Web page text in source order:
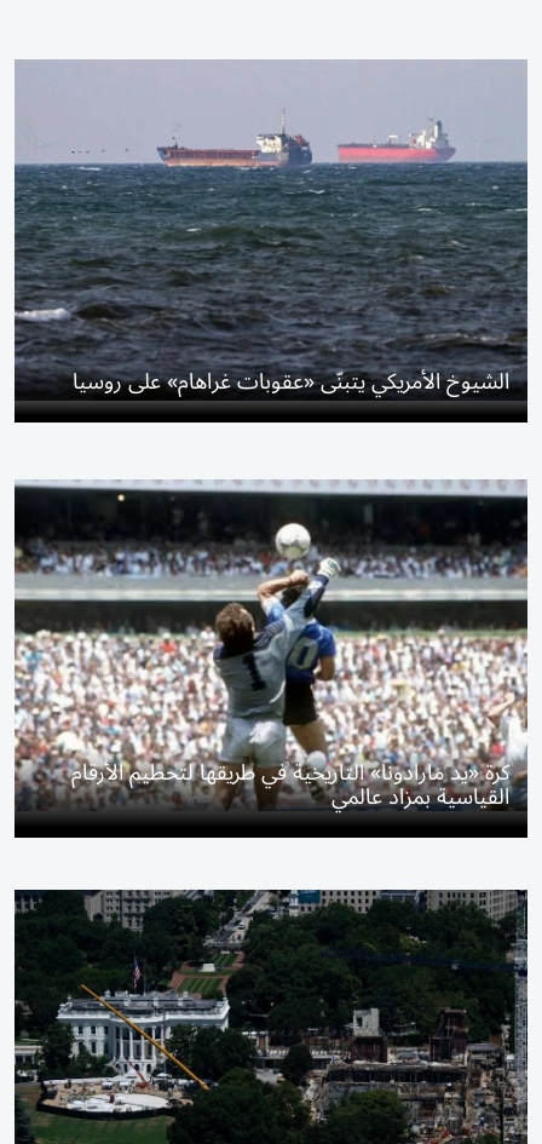
الشيوخ الأمريكي يتبنّى «عقوبات غراهام» على روسيا
كرة «يد مارادونا» التاريخية في طريقها لتحطيم الأرقام
القياسية بمزاد عالمي